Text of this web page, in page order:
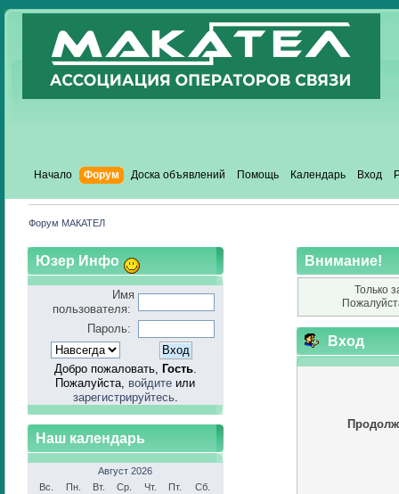
Начало Форум Доска объявлений Помощь Календарь Вход
Форум МАКАТЕЛ
Юзер Инфо
Имя
пользователя:
Пароль:
Добро пожаловать, Гость.
Пожалуйста, войдите или
зарегистрируйтесь.
Наш календарь
Август 2026
Вс.
Пн. Вт. Ср. Чт. Пт.
Сб.
Внимание!
Только
Вход